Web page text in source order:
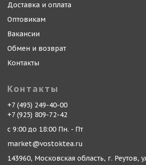
Доставка и оплата
Оптовикам
Вакансии
Обмен и возврат
Контакты
Контакты
+7 (495) 249-40-00
+7 (925) 809-72-42
с 9:00 до 18:00 Пн. - Пт
market@vostoktea.ru
143960, Московская область, г. Реутов,